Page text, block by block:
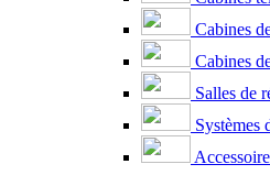
Cabines
Cabines
Salles de
Systèmes